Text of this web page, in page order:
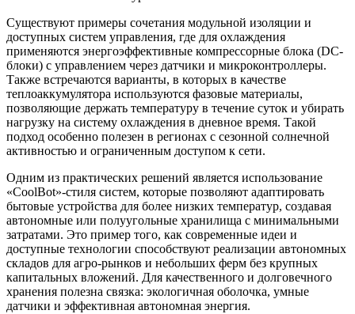
Существуют примеры сочетания модульной изоляции и
доступных систем управления, где для охлаждения
применяются энергоэффективные компрессорные блока (DC-
блоки) с управлением через датчики и микроконтроллеры.
Также встречаются варианты, в которых в качестве
теплоаккумулятора используются фазовые материалы,
позволяющие держать температуру в течение суток и убирать
нагрузку на систему охлаждения в дневное время. Такой
подход особенно полезен в регионах с сезонной солнечной
активностью и ограниченным доступом к сети.
Одним из практических решений является использование
«CoolBot»-стиля систем, которые позволяют адаптировать
бытовые устройства для более низких температур, создавая
автономные или полуугольные хранилища с минимальными
затратами. Это пример того, как современные идеи и
доступные технологии способствуют реализации автономных
складов для агро-рынков и небольших ферм без крупных
капитальных вложений. Для качественного и долговечного
хранения полезна связка: экологичная оболочка, умные
датчики и эффективная автономная энергия.